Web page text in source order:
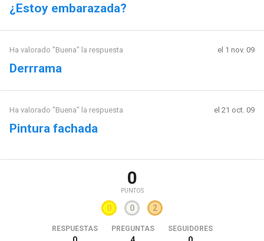
¿Estoy embarazada?
Ha valorado "Buena" la respuesta el 1 nov. 09
Derrrama
Ha valorado "Buena" la respuesta el 21 oct. 09
Pintura fachada
0
PUNTOS
0 0 2
RESPUESTAS PREGUNTAS SEGUIDORES